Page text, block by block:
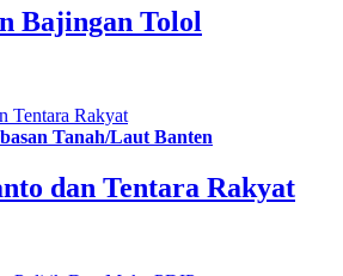
Bajingan Tolol
Tanah/Laut Banten
dan Tentara Rakyat